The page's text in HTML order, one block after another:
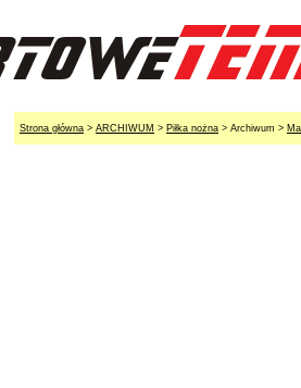
Strona główna > ARCHIWUM > Piłka nożna > Archiwum >